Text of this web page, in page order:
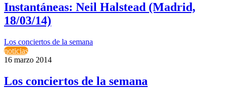
Instantáneas: Neil Halstead (Madrid,
18/03/14)
Los conciertos de la semana
noticias
16 marzo 2014
Los conciertos de la semana